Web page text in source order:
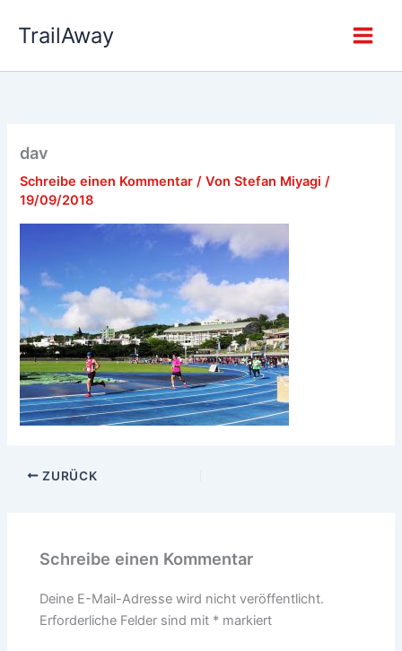
InhaltTrailAway
dav
Schreibe einen Kommentar / VonStefan Miyagi/
19/09/2018
ZURÜCK
Schreibe einen Kommentar
Deine E-Mail-Adresse wird nicht veröffentlicht.
Erforderliche Felder sind mit * markiert